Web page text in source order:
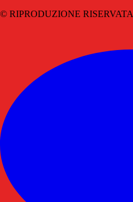
© RIPRODUZIONE RISERVATA